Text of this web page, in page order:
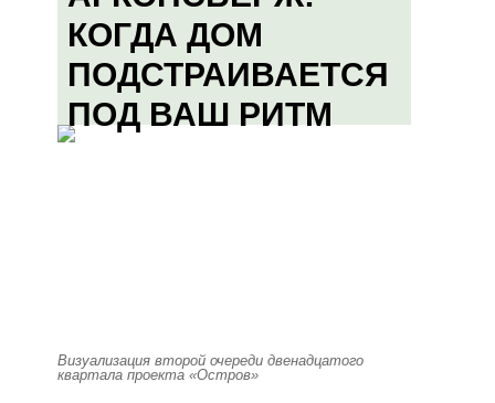
КОГДА ДОМ
ПОДСТРАИВАЕТСЯ
ПОД ВАШ РИТМ
Визуализация второй очереди двенадцатого
квартала проекта «Остров»